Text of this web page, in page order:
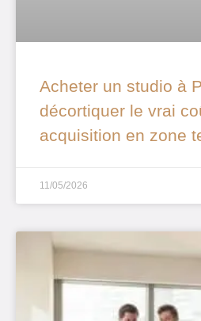
Acheter un studio à
décortiquer le vrai
acquisition en zone
11/05/2026